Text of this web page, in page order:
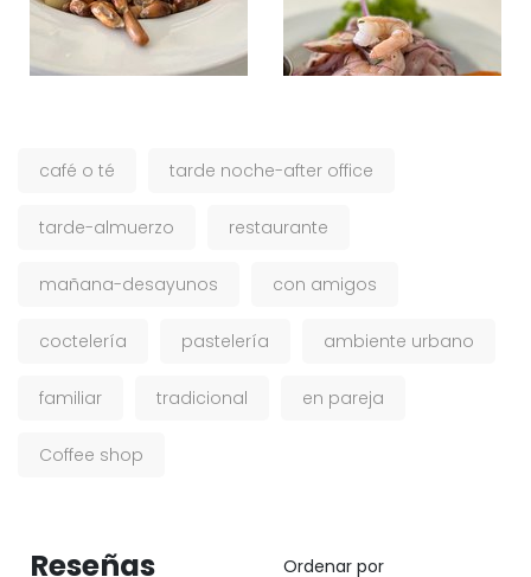
café o té tarde noche-after office
tarde-almuerzo restaurante
mañana-desayunos con amigos
coctelería pastelería ambiente urbano
familiar tradicional en pareja
Coffee shop
Reseñas Ordenar por